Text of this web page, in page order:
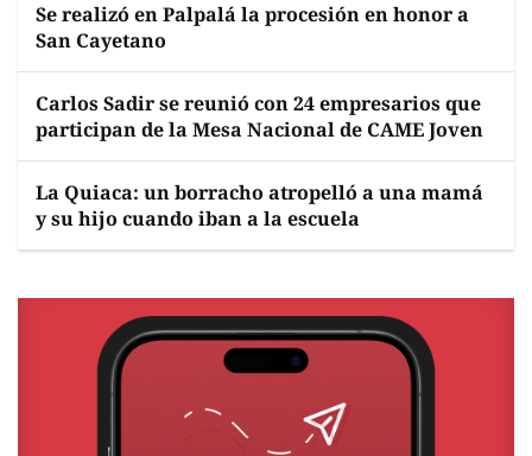
Se realizó en Palpalá la procesión en honor a
San Cayetano
Carlos Sadir se reunió con 24 empresarios que
participan de la Mesa Nacional de CAME Joven
La Quiaca: un borracho atropelló a una mamá
y su hijo cuando iban a la escuela